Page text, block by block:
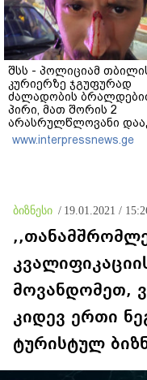
შსს - პოლიციამ
კურიერზე ჯგუფურად
ძალადობის
პირი, მათ შორის 2
არასრულწლოვანი
- კიდევ 2 პირის
მიზნით კი შესაბამისი
www.interpressnews.ge
ბიზნესი / 19.01.2021 /
მოვანდომეთ,
კიდევ ერთი
ტურისტულ